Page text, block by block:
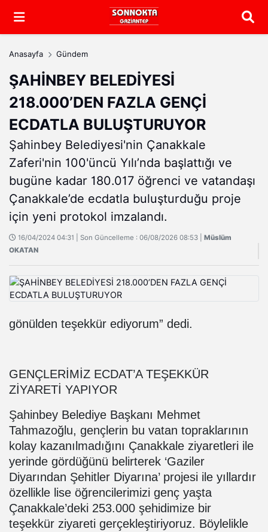
Arama
Anasayfa Gündem
ŞAHİNBEY BELEDİYESİ
218.000’DEN FAZLA GENÇİ
ECDATLA BULUŞTURUYOR
Şahinbey Belediyesi'nin Çanakkale
Zaferi'nin 100'üncü Yılı’nda başlattığı ve
bugüne kadar 180.017 öğrenci ve vatandaşı
Çanakkale’de ecdatla buluşturduğu proje
için yeni protokol imzalandı.
16/04/2024 04:31 | Son Güncelleme : 06/08/2026 08:53 | Müslüm
OKATAN
gönülden teşekkür ediyorum” dedi.
GENÇLERİMİZ ECDAT’A TEŞEKKÜR
ZİYARETİ YAPIYOR
Şahinbey Belediye Başkanı Mehmet
Tahmazoğlu, gençlerin bu vatan topraklarının
kolay kazanılmadığını Çanakkale ziyaretleri ile
yerinde gördüğünü belirterek ‘Gaziler
Diyarından Şehitler Diyarına’ projesi ile yıllardır
özellikle lise öğrencilerimizi genç yaşta
Çanakkale’deki 253.000 şehidimize bir
teşekkür ziyareti gerçekleştiriyoruz. Böylelikle